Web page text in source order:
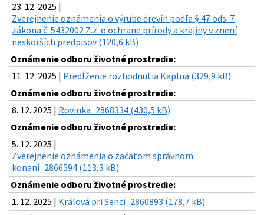
23. 12. 2025 |
Zverejnenie oznámenia o výrube drevín podľa § 47 ods. 7
zákona č. 5432002 Z.z. o ochrane prírody a krajiny v znení
neskorších predpisov (120,6 kB)
Oznámenie odboru životné prostredie:
11. 12. 2025 | Predĺženie rozhodnutia Kaplna (329,9 kB)
Oznámenie odboru životné prostredie:
8. 12. 2025 | Rovinka_2868334 (430,5 kB)
Oznámenie odboru životné prostredie:
5. 12. 2025 |
Zverejnenie oznámenia o začatom správnom
konaní_2866594 (113,3 kB)
Oznámenie odboru životné prostredie:
1. 12. 2025 | Kráľová pri Senci_2860893 (178,7 kB)